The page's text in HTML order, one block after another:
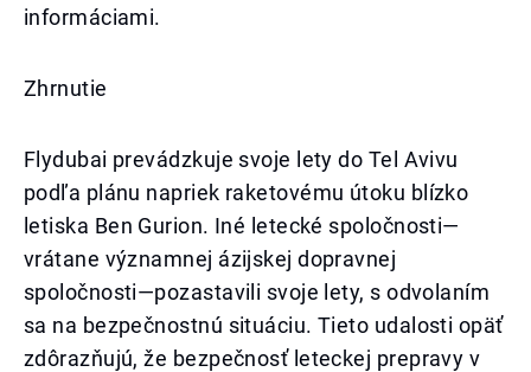
informáciami.
Zhrnutie
Flydubai prevádzkuje svoje lety do Tel Avivu
podľa plánu napriek raketovému útoku blízko
letiska Ben Gurion. Iné letecké spoločnosti—
vrátane významnej ázijskej dopravnej
spoločnosti—pozastavili svoje lety, s odvolaním
sa na bezpečnostnú situáciu. Tieto udalosti opäť
zdôrazňujú, že bezpečnosť leteckej prepravy v